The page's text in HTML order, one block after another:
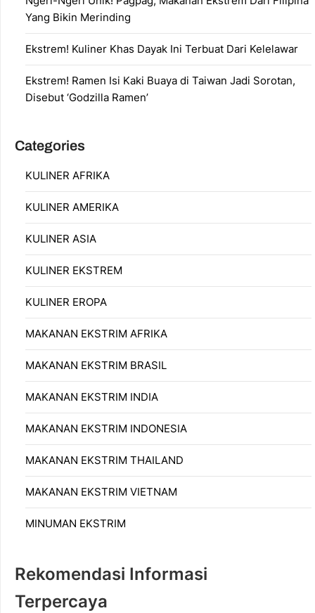
Yang Bikin Merinding
Ekstrem! Kuliner Khas Dayak Ini Terbuat Dari Kelelawar
Ekstrem! Ramen Isi Kaki Buaya di Taiwan Jadi Sorotan,
Disebut ‘Godzilla Ramen’
Categories
KULINER AFRIKA
KULINER AMERIKA
KULINER ASIA
KULINER EKSTREM
KULINER EROPA
MAKANAN EKSTRIM AFRIKA
MAKANAN EKSTRIM BRASIL
MAKANAN EKSTRIM INDIA
MAKANAN EKSTRIM INDONESIA
MAKANAN EKSTRIM THAILAND
MAKANAN EKSTRIM VIETNAM
MINUMAN EKSTRIM
Rekomendasi Informasi
Terpercaya